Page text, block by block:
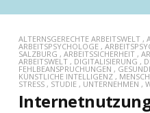
ALTERNSGERECHTE ARBEITSWELT ,
ARBEITSPSYCHOLOGE ,
SALZBURG , ARBEITSSICHERHEIT ,
ARBEITSWELT , DIGITALISIERUNG ,
FEHLBEANSPRUCHUNGEN ,
KÜNSTLICHE INTELLIGENZ ,
STRESS , STUDIE , UNTERNEHMEN ,